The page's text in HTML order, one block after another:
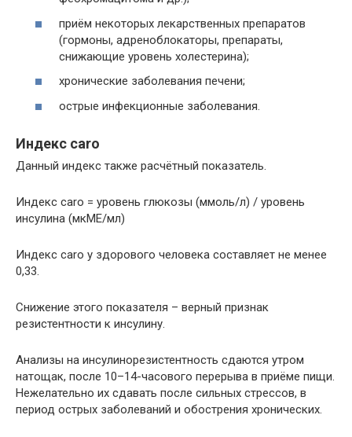
приём некоторых лекарственных препаратов
(гормоны, адреноблокаторы, препараты,
снижающие уровень холестерина);
хронические заболевания печени;
острые инфекционные заболевания.
Индекс caro
Данный индекс также расчётный показатель.
Индекс caro = уровень глюкозы (ммоль/л) / уровень
инсулина (мкМЕ/мл)
Индекс caro у здорового человека составляет не менее
0,33.
Снижение этого показателя – верный признак
резистентности к инсулину.
Анализы на инсулинорезистентность сдаются утром
натощак, после 10–14-часового перерыва в приёме пищи.
Нежелательно их сдавать после сильных стрессов, в
период острых заболеваний и обострения хронических.